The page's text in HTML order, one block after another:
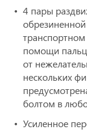
4 пары
помощи
от
нескольких
болтом в
Усиленное